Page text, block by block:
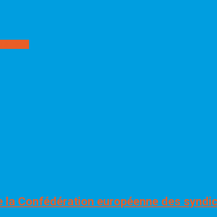
la Confédération européenne des